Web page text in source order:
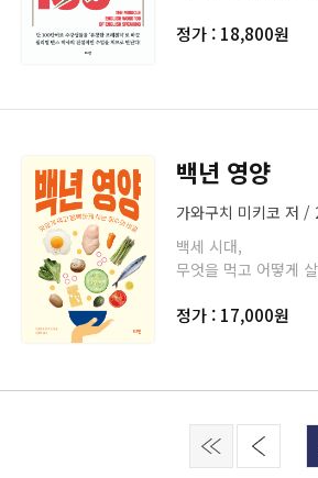
정가 : 18,800원
백년 영양
가와구치 미키코 저
백세 시대,
무엇을 먹고 어떻게
정가 : 17,000원